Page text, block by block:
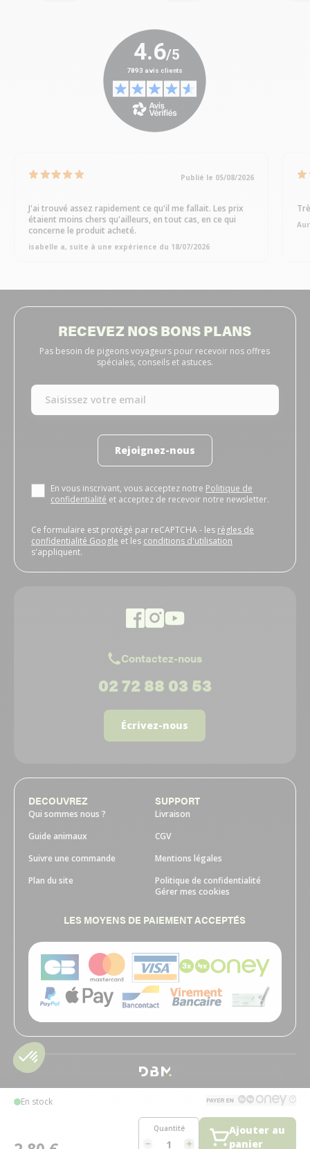
En stock
Quantité
Ajouter au
panier
Publié le 05/08/2026
J'ai trouvé assez rapidement ce qu'il me fallait. Les prix
étaient moins chers qu'ailleurs, en tout cas, en ce qui
concerne le produit acheté.
isabelle a, suite à une expérience du 18/07/2026
RECEVEZ NOS BONS PLANS
Pas besoin de pigeons voyageurs pour recevoir nos offres
spéciales, conseils et astuces.
Rejoignez-nous
En vous inscrivant, vous acceptez notre Politique de
confidentialité et acceptez de recevoir notre newsletter.
Ce formulaire est protégé par reCAPTCHA - les règles de
confidentialité Google et les conditions d'utilisation
s'appliquent.
Contactez-nous
02 72 88 03 53
Écrivez-nous
DECOUVREZ
Qui sommes nous ?
Guide animaux
Suivre une commande
Plan du site
SUPPORT
Livraison
CGV
Mentions légales
Politique de confidentialité
Gérer mes cookies
LES MOYENS DE PAIEMENT ACCEPTÉS